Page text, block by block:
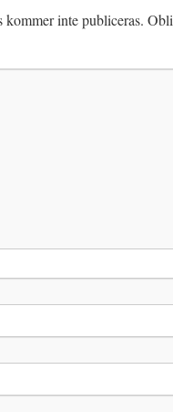
kommer inte publiceras.